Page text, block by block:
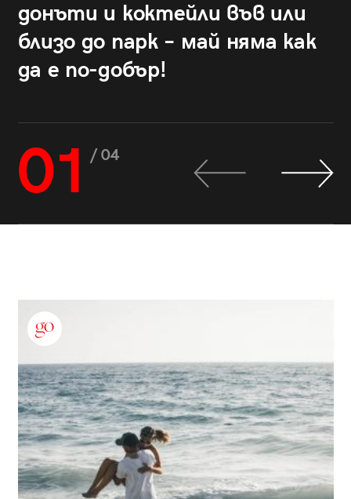
донъти и коктейли във или
близо до парк – май няма как
да е по-добър!
01 / 04